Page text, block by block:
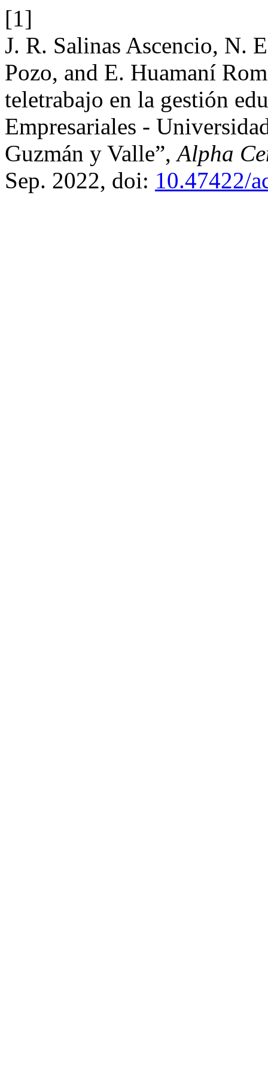
[1]
J. R. Salinas Ascencio, N.
Pozo, and E. Huamaní
teletrabajo en la gestión
Empresariales -
Guzmán y Valle”,Alpha
Sep. 2022, doi: 10.47422/